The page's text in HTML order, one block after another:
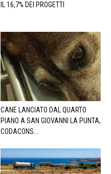
IL 16,7% DEI PROGETTI
CANE LANCIATO DAL QUARTO
PIANO A SAN GIOVANNI LA PUNTA,
CODACONS...